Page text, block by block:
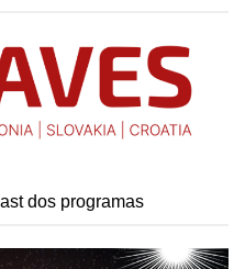
dos programas